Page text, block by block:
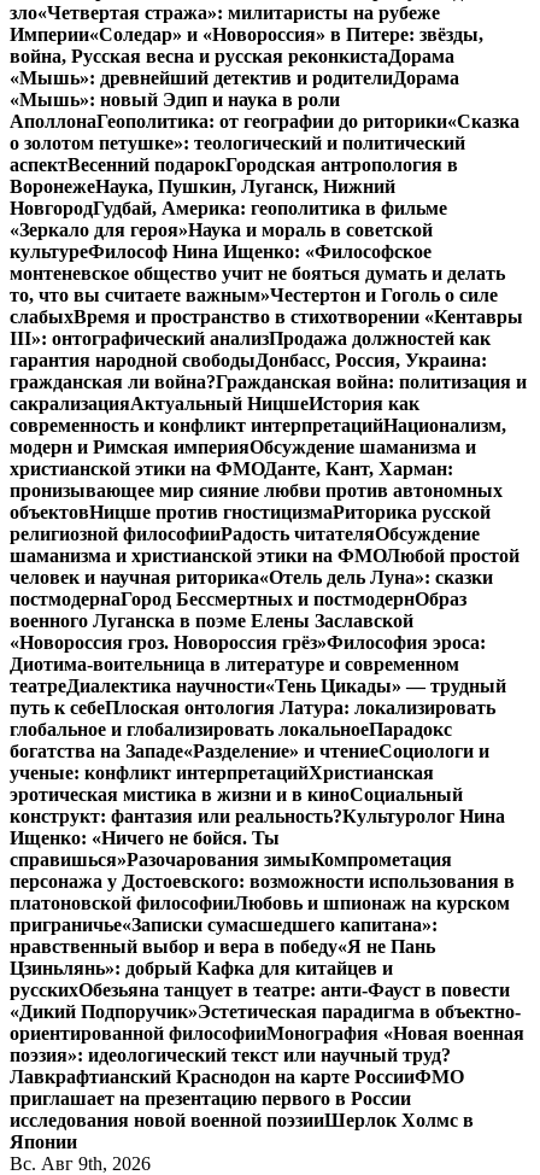
зло«Четвертая стража»: милитаристы на рубеже
Империи«Соледар» и «Новороссия» в Питере: звёзды,
война, Русская весна и русская реконкистаДорама
«Мышь»: древнейший детектив и родителиДорама
«Мышь»: новый Эдип и наука в роли
АполлонаГеополитика: от географии до риторики«Сказка
о золотом петушке»: теологический и политический
аспектВесенний подарокГородская антропология в
ВоронежеНаука, Пушкин, Луганск, Нижний
НовгородГудбай, Америка: геополитика в фильме
«Зеркало для героя»Наука и мораль в советской
культуреФилософ Нина Ищенко: «Философское
монтеневское общество учит не бояться думать и делать
то, что вы считаете важным»Честертон и Гоголь о силе
слабыхВремя и пространство в стихотворении «Кентавры
III»: онтографический анализПродажа должностей как
гарантия народной свободыДонбасс, Россия, Украина:
гражданская ли война?Гражданская война: политизация и
сакрализацияАктуальный НицшеИстория как
современность и конфликт интерпретацийНационализм,
модерн и Римская империяОбсуждение шаманизма и
христианской этики на ФМОДанте, Кант, Харман:
пронизывающее мир сияние любви против автономных
объектовНицше против гностицизмаРиторика русской
религиозной философииРадость читателяОбсуждение
шаманизма и христианской этики на ФМОЛюбой простой
человек и научная риторика«Отель дель Луна»: сказки
постмодернаГород Бессмертных и постмодернОбраз
военного Луганска в поэме Елены Заславской
«Новороссия гроз. Новороссия грёз»Философия эроса:
Диотима-воительница в литературе и современном
театреДиалектика научности«Тень Цикады» — трудный
путь к себеПлоская онтология Латура: локализировать
глобальное и глобализировать локальноеПарадокс
богатства на Западе«Разделение» и чтениеСоциологи и
ученые: конфликт интерпретацийХристианская
эротическая мистика в жизни и в киноСоциальный
конструкт: фантазия или реальность?Культуролог Нина
Ищенко: «Ничего не бойся. Ты
справишься»Разочарования зимыКомпрометация
персонажа у Достоевского: возможности использования в
платоновской философииЛюбовь и шпионаж на курском
приграничье«Записки сумасшедшего капитана»:
нравственный выбор и вера в победу«Я не Пань
Цзиньлянь»: добрый Кафка для китайцев и
русскихОбезьяна танцует в театре: анти-Фауст в повести
«Дикий Подпоручик»Эстетическая парадигма в объектно-
ориентированной философииМонография «Новая военная
поэзия»: идеологический текст или научный труд?
Лавкрафтианский Краснодон на карте РоссииФМО
приглашает на презентацию первого в России
исследования новой военной поэзииШерлок Холмс в
Японии
Вс. Авг 9th, 2026